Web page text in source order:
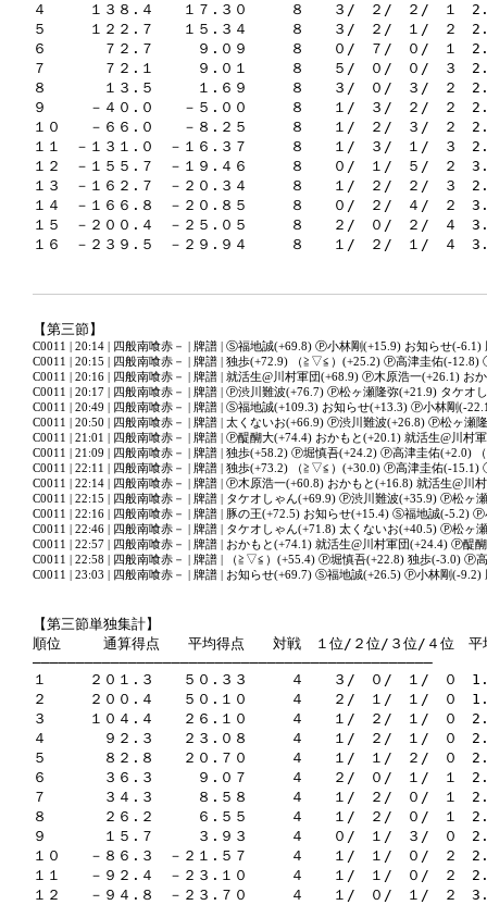
４　　　１３８.４　　１７.３０　　　８　　３/　２/　２/　１　
５　　　１２２.７　　１５.３４　　　８　　３/　２/　１/　２　
６　　　　７２.７　　　９.０９　　　８　　０/　７/　０/　１　
７　　　　７２.１　　　９.０１　　　８　　５/　０/　０/　３　
８　　　　１３.５　　　１.６９　　　８　　３/　０/　３/　２　
９　　　－４０.０　　－５.００　　　８　　１/　３/　２/　２　
１０　　－６６.０　　－８.２５　　　８　　１/　２/　３/　２　
１１　－１３１.０　－１６.３７　　　８　　１/　３/　１/　３　
１２　－１５５.７　－１９.４６　　　８　　０/　１/　５/　２　
１３　－１６２.７　－２０.３４　　　８　　１/　２/　２/　３　
１４　－１６６.８　－２０.８５　　　８　　０/　２/　４/　２　
１５　－２００.４　－２５.０５　　　８　　２/　０/　２/　４　
【第三節】
C0011 | 20:14 | 四般南喰赤－ | 牌譜 | Ⓢ福地誠(+69.8) Ⓟ小林剛(+15.9) お知らせ(-6.1)
C0011 | 20:15 | 四般南喰赤－ | 牌譜 | 独歩(+72.9) （≧▽≦）(+25.2) Ⓟ高津圭佑(-12.8)
C0011 | 20:16 | 四般南喰赤－ | 牌譜 | 就活生@川村軍団(+68.9) Ⓟ木原浩一(+26.1) お
C0011 | 20:17 | 四般南喰赤－ | 牌譜 | Ⓟ渋川難波(+76.7) Ⓟ松ヶ瀬隆弥(+21.9) タケオ
C0011 | 20:49 | 四般南喰赤－ | 牌譜 | Ⓢ福地誠(+109.3) お知らせ(+13.3) Ⓟ小林剛(-
C0011 | 20:50 | 四般南喰赤－ | 牌譜 | 太くないお(+66.9) Ⓟ渋川難波(+26.8) Ⓟ松ヶ瀬
C0011 | 21:01 | 四般南喰赤－ | 牌譜 | Ⓟ醍醐大(+74.4) おかもと(+20.1) 就活生@川村
C0011 | 21:09 | 四般南喰赤－ | 牌譜 | 独歩(+58.2) Ⓟ堀慎吾(+24.2) Ⓟ高津圭佑(+2.0)
C0011 | 22:11 | 四般南喰赤－ | 牌譜 | 独歩(+73.2) （≧▽≦）(+30.0) Ⓟ高津圭佑(-15.1)
C0011 | 22:14 | 四般南喰赤－ | 牌譜 | Ⓟ木原浩一(+60.8) おかもと(+16.8) 就活生@川
C0011 | 22:15 | 四般南喰赤－ | 牌譜 | タケオしゃん(+69.9) Ⓟ渋川難波(+35.9) Ⓟ松ヶ
C0011 | 22:16 | 四般南喰赤－ | 牌譜 | 豚の王(+72.5) お知らせ(+15.4) Ⓢ福地誠(-5.2)
C0011 | 22:46 | 四般南喰赤－ | 牌譜 | タケオしゃん(+71.8) 太くないお(+40.5) Ⓟ松ヶ
C0011 | 22:57 | 四般南喰赤－ | 牌譜 | おかもと(+74.1) 就活生@川村軍団(+24.4) Ⓟ醍
C0011 | 22:58 | 四般南喰赤－ | 牌譜 | （≧▽≦）(+55.4) Ⓟ堀慎吾(+22.8) 独歩(-3.0) Ⓟ
C0011 | 23:03 | 四般南喰赤－ | 牌譜 | お知らせ(+69.7) Ⓢ福地誠(+26.5) Ⓟ小林剛(-9.2)
【第三節単独集計】
順位　　　通算得点　　平均得点　　対戦　１位/２位/３位/４位　平
――――――――――――――――――――――――――――――――――――――――――――――
１　　　２０１.３　　５０.３３　　　４　　３/　０/　１/　０　
２　　　２００.４　　５０.１０　　　４　　２/　１/　１/　０　
３　　　１０４.４　　２６.１０　　　４　　１/　２/　１/　０　
４　　　　９２.３　　２３.０８　　　４　　１/　２/　１/　０　
５　　　　８２.８　　２０.７０　　　４　　１/　１/　２/　０　
６　　　　３６.３　　　９.０７　　　４　　２/　０/　１/　１　
７　　　　３４.３　　　８.５８　　　４　　１/　２/　０/　１　
８　　　　２６.２　　　６.５５　　　４　　１/　２/　０/　１　
９　　　　１５.７　　　３.９３　　　４　　０/　１/　３/　０　
１０　　－８６.３　－２１.５７　　　４　　１/　１/　０/　２　
１１　　－９２.４　－２３.１０　　　４　　１/　１/　０/　２　
１２　　－９４.８　－２３.７０　　　４　　１/　０/　１/　２　